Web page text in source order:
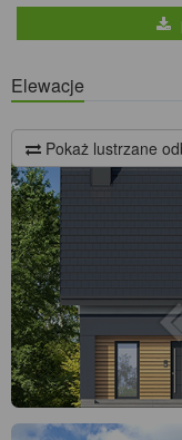
Elewacje
Pokaż lustrzane